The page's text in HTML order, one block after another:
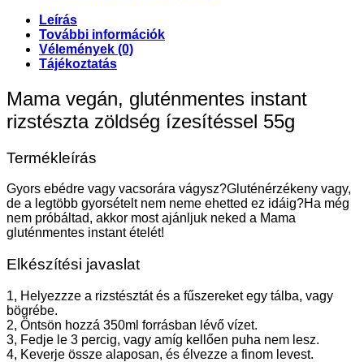
Leírás
További információk
Vélemények (0)
Tájékoztatás
Mama vegán, gluténmentes instant
rizstészta zöldség ízesítéssel 55g
Termékleírás
Gyors ebédre vagy vacsorára vágysz?Gluténérzékeny vagy,
de a legtöbb gyorsételt nem neme ehetted ez idáig?Ha még
nem próbáltad, akkor most ajánljuk neked a Mama
gluténmentes instant ételét!
Elkészítési javaslat
1, Helyezzze a rizstésztát és a fűszereket egy tálba, vagy
bögrébe.
2, Öntsön hozzá 350ml forrásban lévő vízet.
3, Fedje le 3 percig, vagy amíg kellően puha nem lesz.
4, Keverje össze alaposan, és élvezze a finom levest.